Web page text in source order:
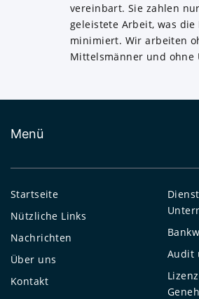
vereinbart. Sie zahlen
geleistete Arbeit, was die
minimiert. Wir arbeiten
Mittelsmänner und ohne
Menü
Startseite
Nützliche Links
Nachrichten
Über uns
Kontakt
Audit